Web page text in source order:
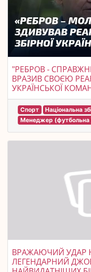
"РЕБРОВ -
ВРАЗИВ СВОЄЮ
УКРАЇНСЬКОЇ
Спорт
Національна
Менеджер (футбольна
ВРАЖАЮЧИЙ УДАР
ЛЕГЕНДАРНИЙ